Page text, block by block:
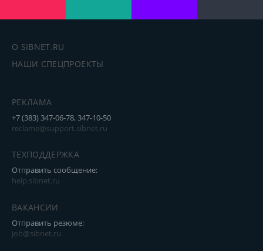
О SIBNET.RU
НАШИ СПЕЦПРОЕКТЫ
РЕКЛАМА
+7 (383) 347-06-78, 347-10-50
reclame@support.sibnet.ru
ТЕХПОДДЕРЖКА
Отправить сообщение:
help.sibnet.ru
ВАКАНСИИ
Отправить резюме:
job@sibnet.ru